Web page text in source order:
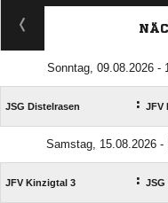
Sonntag, 09.08.2026 -
JSG Distelrasen : JFV
Samstag, 15.08.2026 -
JFV Kinzigtal 3 : JSG